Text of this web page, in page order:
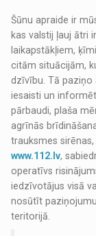
Šūnu apraide ir
kas valstij ļauj ātri
laikapstākļiem,
citām situācijām,
dzīvību. Tā paziņo
iesaisti un
pārbaudi, plaša
agrīnās
trauksmes
www.112.lv,
operatīvs
iedzīvotājus visā
nosūtīt
teritorijā.